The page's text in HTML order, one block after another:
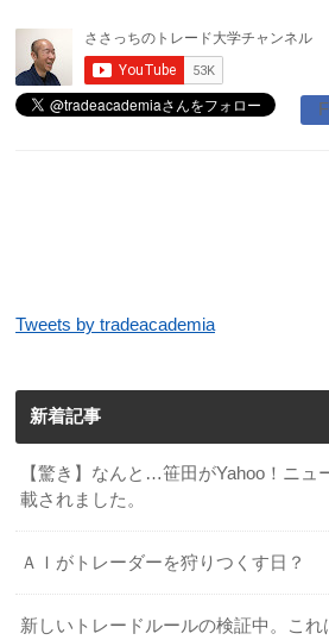
Tweets by tradeacademia
新着記事
【驚き】なんと…笹田がYahoo！ニュ
載されました。
ＡＩがトレーダーを狩りつくす日？
新しいトレードルールの検証中。これ